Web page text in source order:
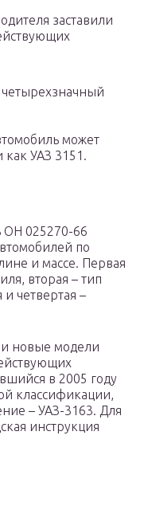
заставили
может
как УАЗ 3151.
ОН 025270-66
по
и массе. Первая
вторая – тип
четвертая –
новые модели
в 2005 году
классификации,
– УАЗ-3163. Для
инструкция